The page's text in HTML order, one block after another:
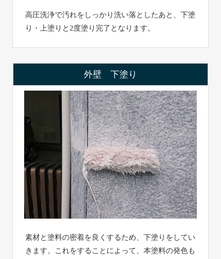
高圧洗浄で汚れをしっかり洗い落としたあと、下塗
り・上塗りと2度塗り完了となります。
外壁 下塗り
素材と塗料の密着を良くするため、下塗りをしてい
きます。これをすることによって、本塗料の発色も